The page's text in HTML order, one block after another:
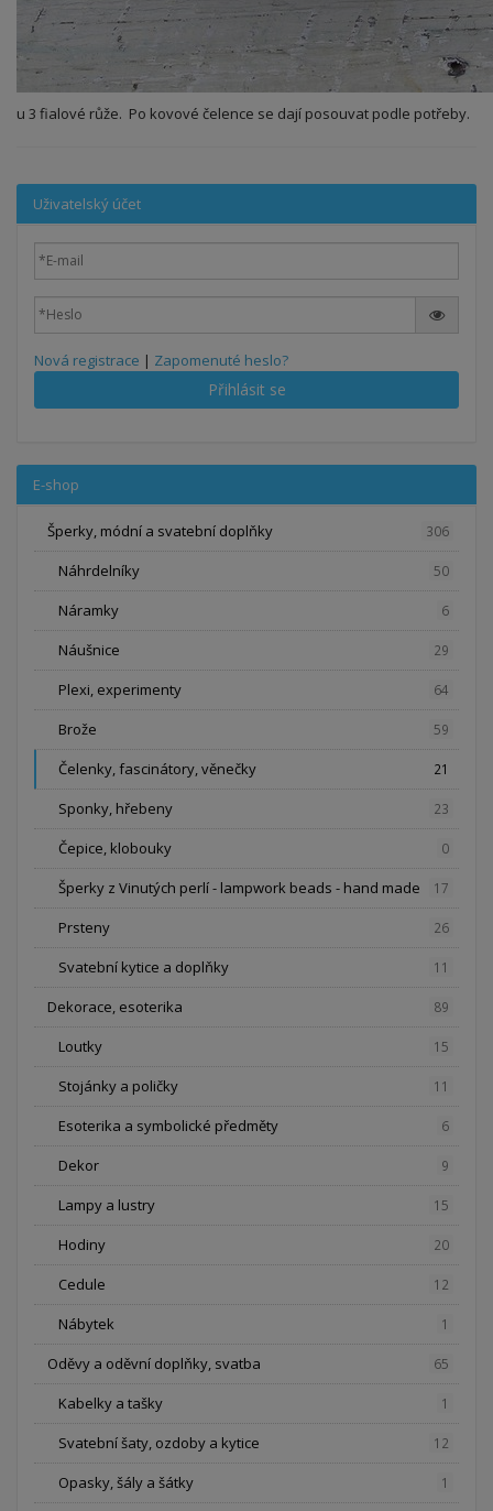
u 3 fialové růže. Po kovové čelence se dají posouvat podle potřeby.
Uživatelský účet
Nová registrace | Zapomenuté heslo?
Přihlásit se
E-shop
Šperky, módní a svatební doplňky 306
Náhrdelníky 50
Náramky 6
Náušnice 29
Plexi, experimenty 64
Brože 59
Čelenky, fascinátory, věnečky 21
Sponky, hřebeny 23
Čepice, klobouky 0
Šperky z Vinutých perlí - lampwork beads - hand made 17
Prsteny 26
Svatební kytice a doplňky 11
Dekorace, esoterika 89
Loutky 15
Stojánky a poličky 11
Esoterika a symbolické předměty 6
Dekor 9
Lampy a lustry 15
Hodiny 20
Cedule 12
Nábytek 1
Oděvy a oděvní doplňky, svatba 65
Kabelky a tašky 1
Svatební šaty, ozdoby a kytice 12
Opasky, šály a šátky 1